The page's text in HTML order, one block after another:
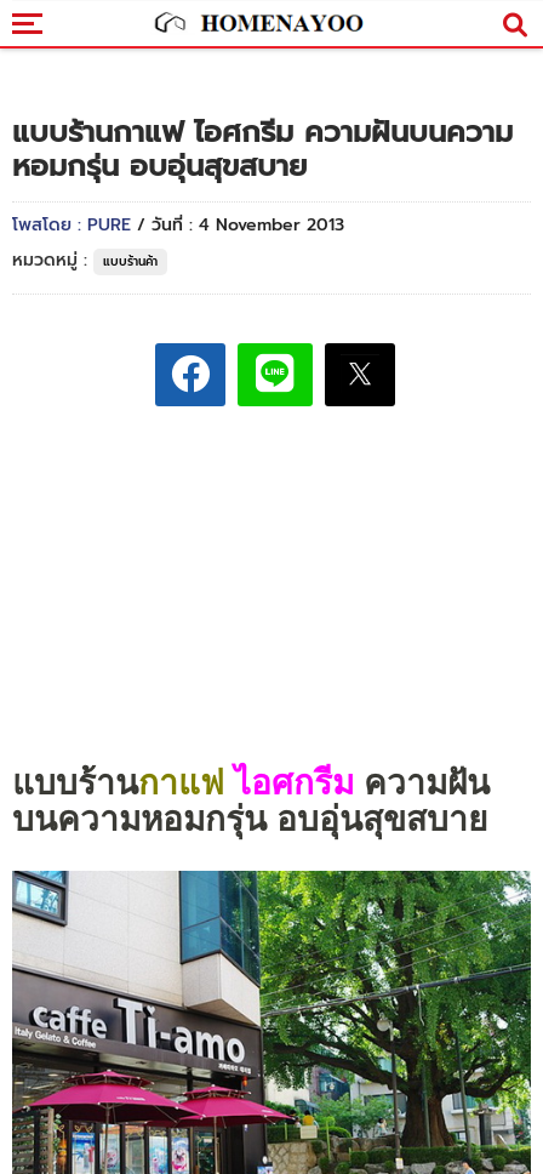
แบบร้านกาแฟ ไอศกรีม ความฝันบนความ
หอมกรุ่น อบอุ่นสุขสบาย
โพสโดย : PURE / วันที่ : 4 November 2013
หมวดหมู่ :
แบบร้านค้า
แบบร้านกาแฟ ไอศกรีม ความฝัน
บนความหอมกรุ่น อบอุ่นสุขสบาย